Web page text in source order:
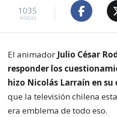
1035
visitas
El animador Julio César
responder los
hizo Nicolás Larraín en su
que la televisión chilena
era emblema de todo eso.